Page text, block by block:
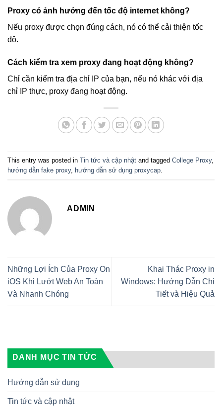
Proxy có ảnh hưởng đến tốc độ internet không?
Nếu proxy được chọn đúng cách, nó có thể cải thiện tốc
độ.
Cách kiểm tra xem proxy đang hoạt động không?
Chỉ cần kiểm tra địa chỉ IP của bạn, nếu nó khác với địa
chỉ IP thực, proxy đang hoạt động.
This entry was posted in Tin tức và cập nhật and tagged College Proxy,
hướng dẫn fake proxy, hướng dẫn sử dụng proxycap
ADMIN
Những Lợi Ích Của Proxy On
iOS Khi Lướt Web An Toàn
Và Nhanh Chóng
Khai Thác Proxy in
Windows: Hướng Dẫn Chi
Tiết và Hiệu Quả
DANH MỤC TIN TỨC
Hướng dẫn sử dụng
Tin tức và cập nhật